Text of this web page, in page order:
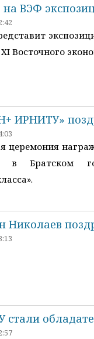
на ВЭФ
Восточного
ИРНИТУ»
церемония
в Братском
Николаев